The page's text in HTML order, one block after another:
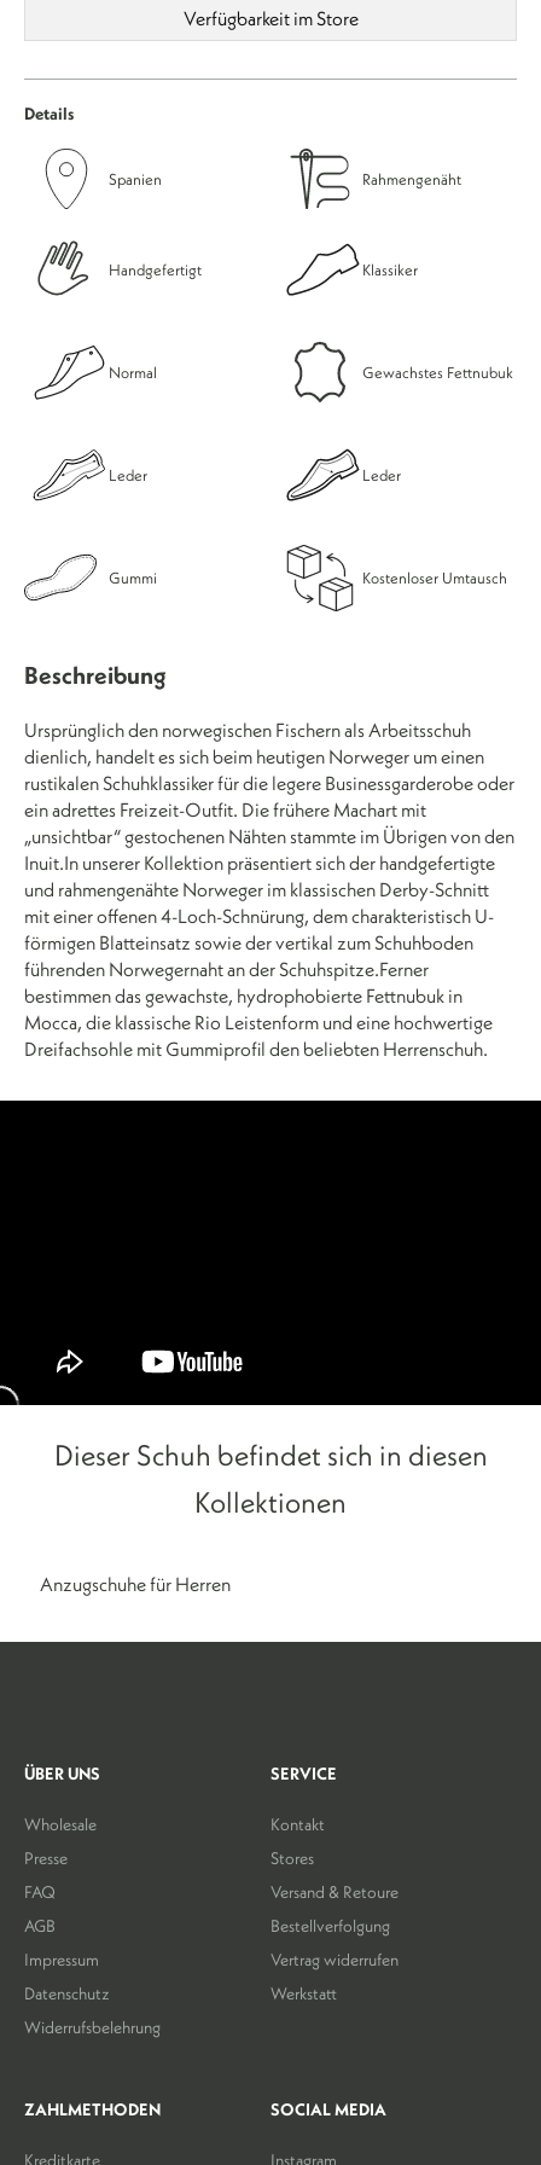
Verfügbarkeit im Store
Details
Spanien Rahmengenäht
Handgefertigt Klassiker
Normal Gewachstes Fettnubuk
Leder Leder
Gummi Kostenloser Umtausch
Beschreibung
Ursprünglich den norwegischen Fischern als Arbeitsschuh
dienlich, handelt es sich beim heutigen Norweger um einen
rustikalen Schuhklassiker für die legere Businessgarderobe oder
ein adrettes Freizeit-Outfit. Die frühere Machart mit
„unsichtbar“ gestochenen Nähten stammte im Übrigen von den
Inuit.In unserer Kollektion präsentiert sich der handgefertigte
und rahmengenähte Norweger im klassischen Derby-Schnitt
mit einer offenen 4-Loch-Schnürung, dem charakteristisch U-
förmigen Blatteinsatz sowie der vertikal zum Schuhboden
führenden Norwegernaht an der Schuhspitze.Ferner
bestimmen das gewachste, hydrophobierte Fettnubuk in
Mocca, die klassische Rio Leistenform und eine hochwertige
Dreifachsohle mit Gummiprofil den beliebten Herrenschuh.
Dieser Schuh befindet sich in diesen
Kollektionen
Anzugschuhe für Herren
ÜBER UNS
Wholesale
Presse
FAQ
AGB
Impressum
Datenschutz
Widerrufsbelehrung
SERVICE
Kontakt
Stores
Versand & Retoure
Bestellverfolgung
Vertrag widerrufen
Werkstatt
ZAHLMETHODEN
Kreditkarte
SOCIAL MEDIA
Instagram